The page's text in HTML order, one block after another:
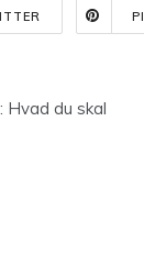
Hvad du skal